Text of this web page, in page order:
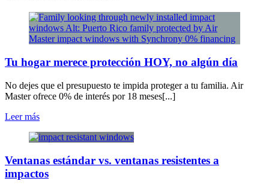
Tu hogar merece protección HOY, no algún día
No dejes que el presupuesto te impida proteger a tu familia. Air
Master ofrece 0% de interés por 18 meses[...]
Leer más
Ventanas estándar vs. ventanas resistentes a
impactos